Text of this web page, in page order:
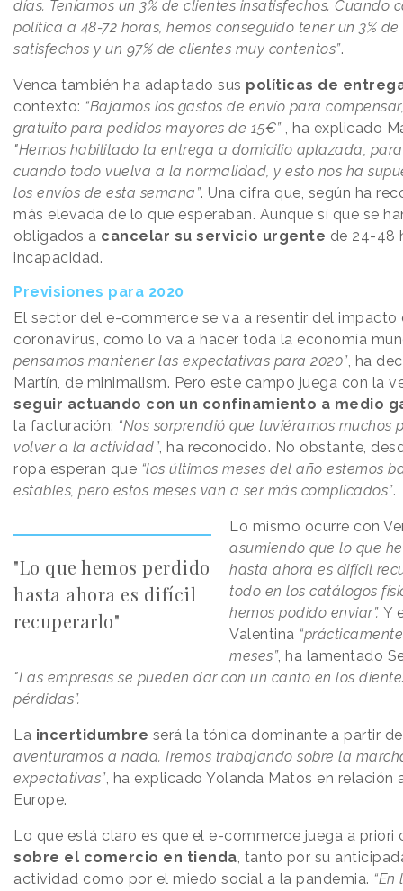
días. Teníamos un 3% de clientes insatisfechos. Cuando
política a 48-72 horas, hemos conseguido tener un 3%
satisfechos y un 97% de clientes muy contentos”.
Venca también ha adaptado sus políticas de
contexto: “Bajamos los gastos de envío para
gratuito para pedidos mayores de 15€”, ha explicado
"Hemos habilitado la entrega a domicilio aplazada,
cuando todo vuelva a la normalidad, y esto nos ha
los envíos de esta semana”. Una cifra que, según ha
más elevada de lo que esperaban. Aunque sí que se
obligados a cancelar su servicio urgente de 24-48
incapacidad.
Previsiones para 2020
El sector del e-commerce se va a resentir del impacto
coronavirus, como lo va a hacer toda la economía
pensamos mantener las expectativas para 2020”, ha
Martín, de minimalism. Pero este campo juega con la
seguir actuando con un confinamiento a medio
la facturación: “Nos sorprendió que tuviéramos muchos
volver a la actividad”, ha reconocido. No obstante,
ropa esperan que “los últimos meses del año estemos
estables, pero estos meses van a ser más complicados”.
"Lo que hemos perdido
hasta ahora es difícil
recuperarlo"
Lo mismo ocurre con
asumiendo que lo que
hasta ahora es difícil
todo en los catálogos
hemos podido enviar”. Y
Valentina
meses”, ha lamentado
"Las empresas se pueden dar con un canto en los
pérdidas”.
La incertidumbre será la tónica dominante a partir
aventuramos a nada. Iremos trabajando sobre la
expectativas”, ha explicado Yolanda Matos en relación
Europe.
Lo que está claro es que el e-commerce juega a priori
sobre el comercio en tienda, tanto por su
actividad como por el miedo social a la pandemia.